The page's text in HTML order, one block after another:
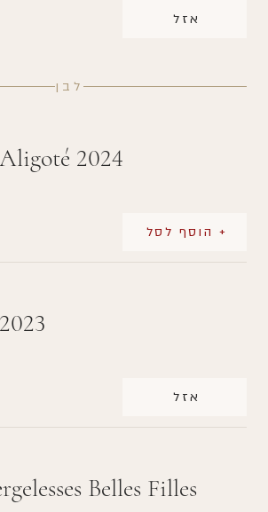
אזל
לבן
2024
+ הוסף לסל
אזל
Belles Filles